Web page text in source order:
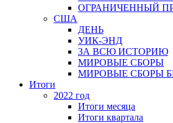
ОГРАНИЧЕННЫЙ
США
ДЕНЬ
УИК-ЭНД
ЗА ВСЮ ИСТОРИЮ
МИРОВЫЕ СБОРЫ
МИРОВЫЕ СБОРЫ
Итоги
2022 год
Итоги месяца
Итоги квартала